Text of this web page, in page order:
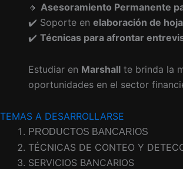
🔸 Asesoramiento Permanente
✔️ Soporte en elaboración de
✔️ Técnicas para afrontar
Estudiar en Marshall te brinda la
oportunidades en el sector
TEMAS A DESARROLLARSE
PRODUCTOS BANCARIOS
TÉCNICAS DE CONTEO Y
SERVICIOS BANCARIOS